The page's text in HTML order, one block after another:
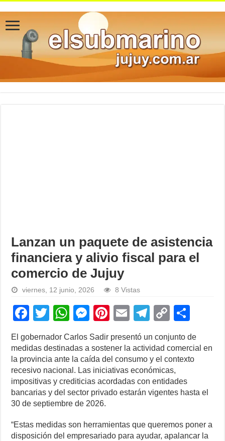
Lanzan un paquete de asistencia
financiera y alivio fiscal para el
comercio de Jujuy
viernes, 12 junio, 2026 8 Vistas
F
a
c
e
b
o
o
k
T
wi
tt
er
W
h
at
s
A
p
p
M
e
ss
e
n
g
er
Pi
er
e
st
E
m
ail
T
e
gr
a
m
C
p
y
Li
n
h
ar
e
El gobernador Carlos Sadir presentó un conjunto de
medidas destinadas a sostener la actividad comercial en
la provincia ante la caída del consumo y el contexto
recesivo nacional. Las iniciativas económicas,
impositivas y crediticias acordadas con entidades
bancarias y del sector privado estarán vigentes hasta el
30 de septiembre de 2026.
“Estas medidas son herramientas que queremos poner a
disposición del empresariado para ayudar, apalancar la